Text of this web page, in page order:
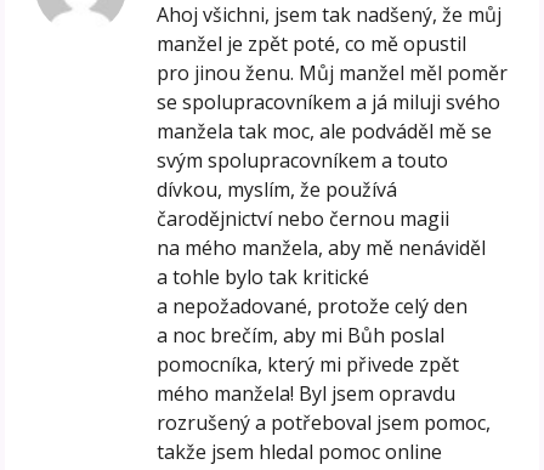
Ahoj všichni, jsem tak nadšený, že můj
manžel je zpět poté, co mě opustil
pro jinou ženu. Můj manžel měl poměr
se spolupracovníkem a já miluji svého
manžela tak moc, ale podváděl mě se
svým spolupracovníkem a touto
dívkou, myslím, že používá
čarodějnictví nebo černou magii
na mého manžela, aby mě nenáviděl
a tohle bylo tak kritické
a nepožadované, protože celý den
a noc brečím, aby mi Bůh poslal
pomocníka, který mi přivede zpět
mého manžela! Byl jsem opravdu
rozrušený a potřeboval jsem pomoc,
takže jsem hledal pomoc online